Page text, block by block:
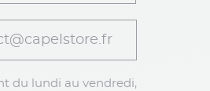
du lundi au vendredi,